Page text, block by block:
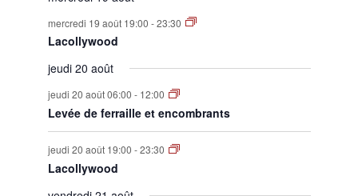
mercredi 19 août 19:00 -23:30
Lacollywood
jeudi 20 août
jeudi 20 août 06:00 - 12:00
Levée de ferraille et encombrants
jeudi 20 août 19:00 -23:30
Lacollywood